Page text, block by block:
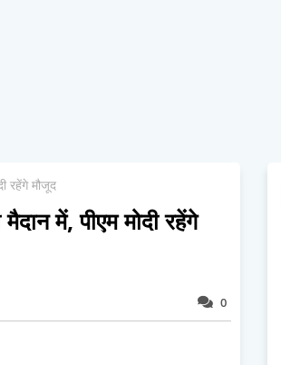
रहेंगे मौजूद
में, पीएम मोदी रहेंगे
0